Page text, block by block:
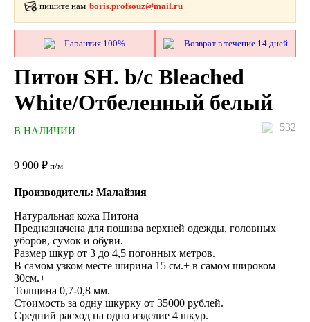
пишите нам boris.profsouz@mail.ru
Гарантия 100% Возврат в течение 14 дней
Питон SH. b/c Bleached
White/Отбеленный белый
532
В НАЛИЧИИ
9 900 ₽ п/м
Производитель: Малайзия
Натуральная кожа Питона
Предназначена для пошива верхней одежды, головных
уборов, сумок и обуви.
Размер шкур от 3 до 4,5 погонных метров.
В самом узком месте ширина 15 см.+ в самом широком
30см.+
Толщина 0,7-0,8 мм.
Стоимость за одну шкурку от 35000 рублей.
Средний расход на одно изделие 4 шкур.